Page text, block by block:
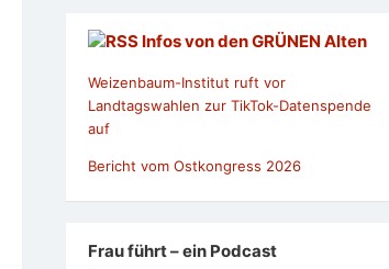
Infos von den GRÜNEN Alten
Weizenbaum-Institut ruft vor
Landtagswahlen zur TikTok-Datenspende
auf
Bericht vom Ostkongress 2026
Frau führt – ein Podcast